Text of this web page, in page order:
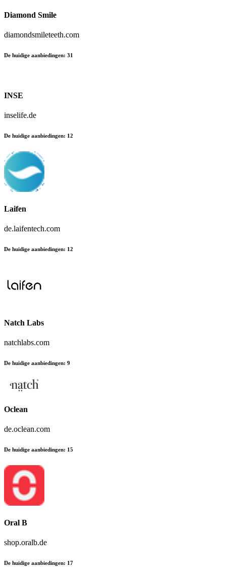
Diamond Smile
diamondsmileteeth.com
De huidige aanbiedingen: 31
INSE
inselife.de
De huidige aanbiedingen: 12
Laifen
de.laifentech.com
De huidige aanbiedingen: 12
Natch Labs
natchlabs.com
De huidige aanbiedingen: 9
Oclean
de.oclean.com
De huidige aanbiedingen: 15
Oral B
shop.oralb.de
De huidige aanbiedingen: 17